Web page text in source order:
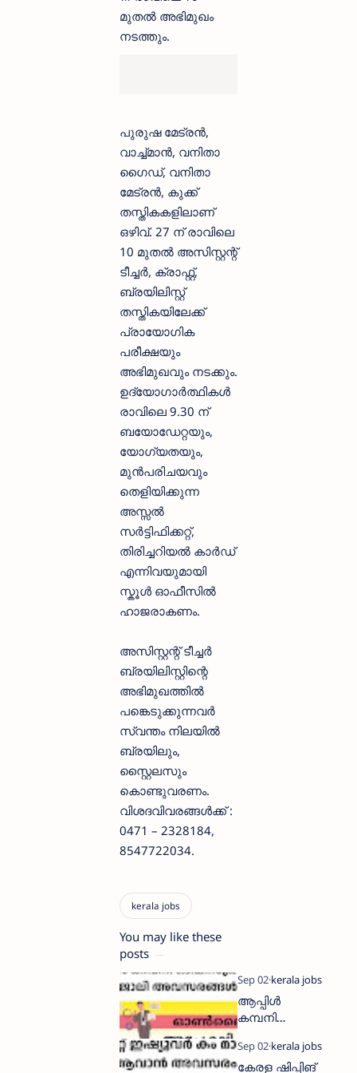
മുതൽ അഭിമുഖം
നടത്തും.
പുരുഷ മേട്രൻ,
വാച്ച്മാൻ, വനിതാ
ഗൈഡ്, വനിതാ
മേട്രൻ, കുക്ക്
തസ്തികകളിലാണ്
ഒഴിവ്. 27 ന് രാവിലെ
10 മുതൽ അസിസ്റ്റന്റ്
ടീച്ചർ, ക്രാഫ്റ്റ്,
ബ്രയിലിസ്റ്റ്
തസ്തികയിലേക്ക്
പ്രായോഗിക
പരീക്ഷയും
അഭിമുഖവും നടക്കും.
ഉദ്യോഗാർത്ഥികൾ
രാവിലെ 9.30 ന്
ബയോഡേറ്റയും,
യോഗ്യതയും,
മുൻപരിചയവും
തെളിയിക്കുന്ന
അസ്സൽ
സർട്ടിഫിക്കറ്റ്,
തിരിച്ചറിയൽ കാർഡ്
എന്നിവയുമായി
സ്കൂൾ ഓഫീസിൽ
ഹാജരാകണം.
അസിസ്റ്റന്റ് ടീച്ചർ
ബ്രയിലിസ്റ്റിന്റെ
അഭിമുഖത്തിൽ
പങ്കെടുക്കുന്നവർ
സ്വന്തം നിലയിൽ
ബ്രയിലും,
സ്റ്റൈലസും
കൊണ്ടുവരണം.
വിശദവിവരങ്ങൾക്ക് :
0471 – 2328184,
8547722034.
You may like these
posts
ആപ്പിൾ
കമ്പനി
ൽ ജോലി
നേടാം;
കേരള ഷിപ്പിങ്